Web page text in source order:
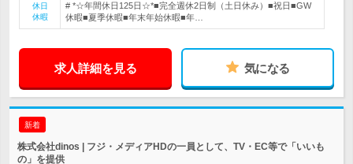
休日
休暇
# *☆年間休日125日☆*■完全週休2日制（土日休み）■祝日■GW
休暇■夏季休暇■年末年始休暇■年…
求人詳細を見る 気になる
新着
株式会社dinos | フジ・メディアHDの一員として、TV・EC等で「いいも
の」を提供